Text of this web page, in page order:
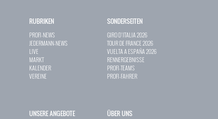
RUBRIKEN
PROFI-NEWS
JEDERMANN-NEWS
LIVE
MARKT
KALENDER
VEREINE
SONDERSEITEN
GIRO D`ITALIA 2026
TOUR DE FRANCE 2026
VUELTA A ESPAÑA 2026
RENNERGEBNISSE
PROFI-TEAMS
PROFI-FAHRER
UNSERE ANGEBOTE ÜBER UNS